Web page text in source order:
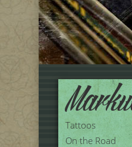
Tattoos
On the Road